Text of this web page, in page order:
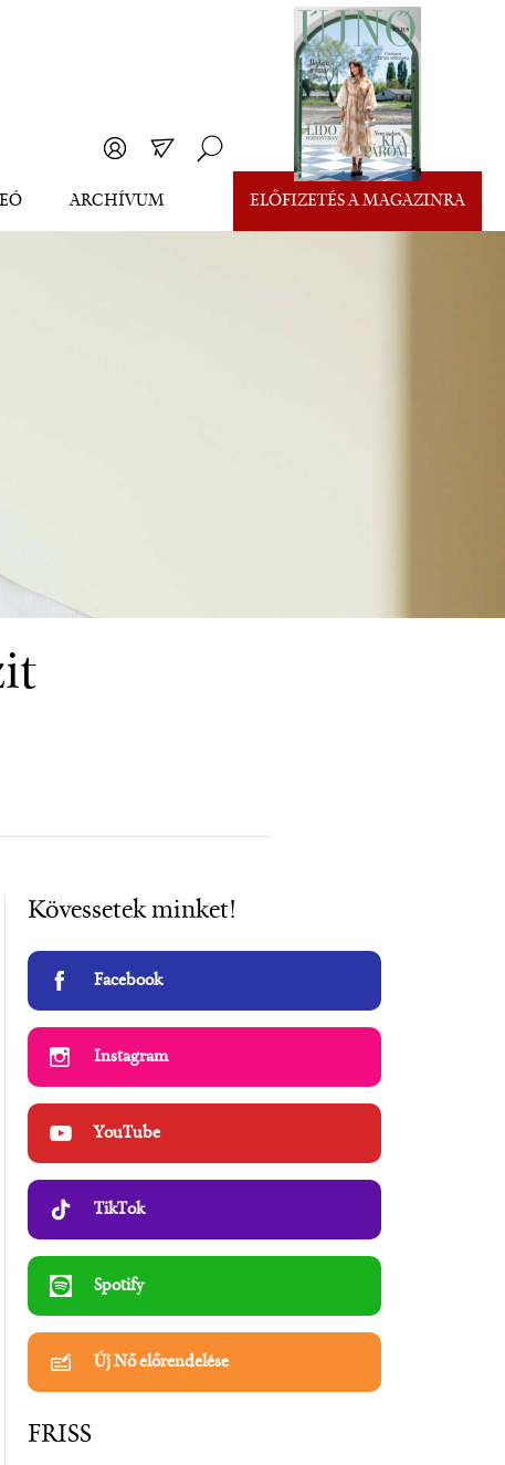
ARCHÍVUM ELŐFIZETÉS A MAGAZINRA
Kövessetek minket!
Facebook
Instagram
YouTube
TikTok
Spotify
Új Nő előrendelése
FRISS